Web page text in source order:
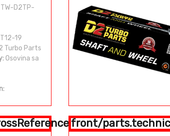
D2TP-
19
Turbo Parts
Osovina sa
front/